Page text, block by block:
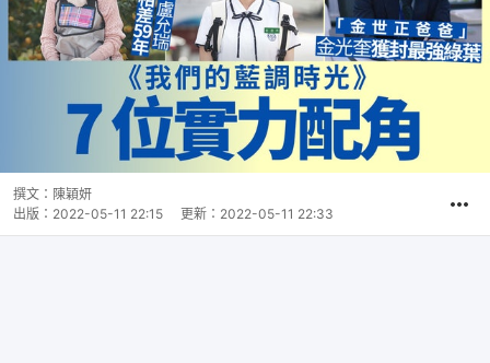
撰文： 陳穎妍
出版： 2022-05-11 22:15 更新： 2022-05-11 22:33